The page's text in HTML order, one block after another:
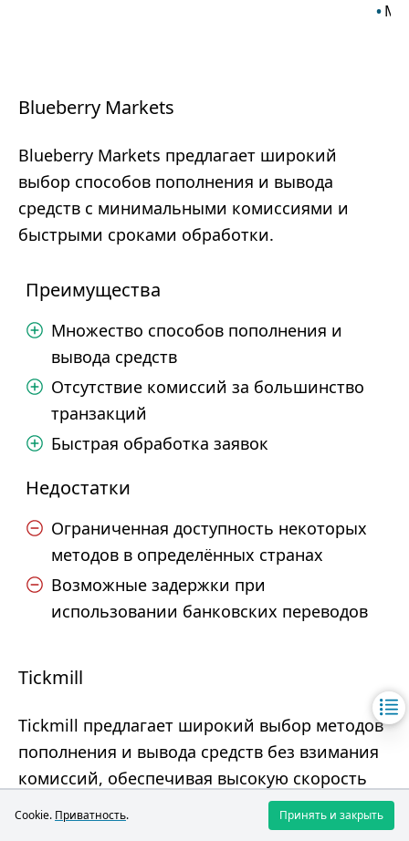
Blueberry Markets
Blueberry Markets предлагает широкий
выбор способов пополнения и вывода
средств с минимальными комиссиями и
быстрыми сроками обработки.
Преимущества
Множество способов пополнения и
вывода средств
Отсутствие комиссий за большинство
транзакций
Быстрая обработка заявок
Недостатки
Ограниченная доступность некоторых
методов в определённых странах
Возможные задержки при
использовании банковских переводов
Tickmill
Tickmill предлагает широкий выбор методов
пополнения и вывода средств без взимания
комиссий, обеспечивая высокую скорость
обработки заявок.
Cookie. Приватность. Принять и закрыть